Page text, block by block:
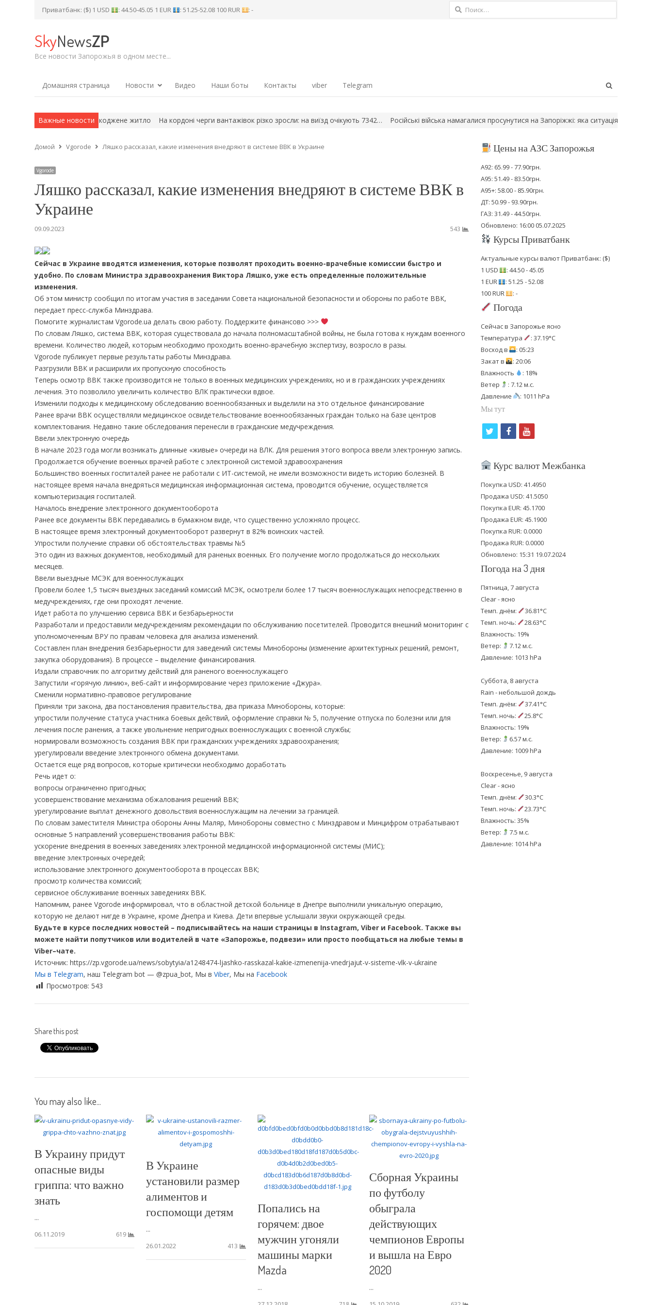
Приватбанк: ($) 1 USD : 44.50-45.05 1 EUR : 51.25-52.08 100 RUR : - Найти:
SkyNewsZP
Все новости Запорожья в одном месте...
Домашняя страница Новости Видео Наши боты Контакты viber Telegram
Важные новости
за пошкоджене житло На кордоні черги вантажівок різко зросли: на виїзд очікують 7342… Російські війська намагалися просунутися на Запоріжжі: яка ситуація на фронті
Домой Vgorode Ляшко рассказал, какие изменения внедряют в системе ВВК в Украине
Vgorode
Ляшко рассказал, какие изменения внедряют в системе ВВК в
Украине
09.09.2023 543
Сейчас в Украине вводятся изменения, которые позволят проходить военно-врачебные комиссии быстро и
удобно. По словам Министра здравоохранения Виктора Ляшко, уже есть определенные положительные
изменения.
Об этом министр сообщил по итогам участия в заседании Совета национальной безопасности и обороны по работе ВВК,
передает пресс-служба Минздрава.
Помогите журналистам Vgorode.ua делать свою работу. Поддержите финансово >>>
По словам Ляшко, система ВВК, которая существовала до начала полномасштабной войны, не была готова к нуждам военного
времени. Количество людей, которым необходимо проходить военно-врачебную экспертизу, возросло в разы.
Vgorode публикует первые результаты работы Минздрава.
Разгрузили ВВК и расширили их пропускную способность
Теперь осмотр ВВК также производится не только в военных медицинских учреждениях, но и в гражданских учреждениях
лечения. Это позволило увеличить количество ВЛК практически вдвое.
Изменили подходы к медицинскому обследованию военнообязанных и выделили на это отдельное финансирование
Ранее врачи ВВК осуществляли медицинское освидетельствование военнообязанных граждан только на базе центров
комплектования. Недавно такие обследования перенесли в гражданские медучреждения.
Ввели электронную очередь
В начале 2023 года могли возникать длинные «живые» очереди на ВЛК. Для решения этого вопроса ввели электронную запись.
Продолжается обучение военных врачей работе с электронной системой здравоохранения
Большинство военных госпиталей ранее не работали с ИТ-системой, не имели возможности видеть историю болезней. В
настоящее время начала внедряться медицинская информационная система, проводится обучение, осуществляется
компьютеризация госпиталей.
Началось внедрение электронного документооборота
Ранее все документы ВВК передавались в бумажном виде, что существенно усложняло процесс.
В настоящее время электронный документооборот развернут в 82% воинских частей.
Упростили получение справки об обстоятельствах травмы №5
Это один из важных документов, необходимый для раненых военных. Его получение могло продолжаться до нескольких
месяцев.
Ввели выездные МСЭК для военнослужащих
Провели более 1,5 тысяч выездных заседаний комиссий МСЭК, осмотрели более 17 тысяч военнослужащих непосредственно в
медучреждениях, где они проходят лечение.
Идет работа по улучшению сервиса ВВК и безбарьерности
Разработали и предоставили медучреждениям рекомендации по обслуживанию посетителей. Проводится внешний мониторинг с
уполномоченным ВРУ по правам человека для анализа изменений.
Составлен план внедрения безбарьерности для заведений системы Минобороны (изменение архитектурных решений, ремонт,
закупка оборудования). В процессе – выделение финансирования.
Издали справочник по алгоритму действий для раненого военнослужащего
Запустили «горячую линию», веб-сайт и информирование через приложение «Джура».
Сменили нормативно-правовое регулирование
Приняли три закона, два постановления правительства, два приказа Минобороны, которые:
упростили получение статуса участника боевых действий, оформление справки № 5, получение отпуска по болезни или для
лечения после ранения, а также увольнение непригодных военнослужащих с военной службы;
нормировали возможность создания ВВК при гражданских учреждениях здравоохранения;
урегулировали введение электронного обмена документами.
Остается еще ряд вопросов, которые критически необходимо доработать
Речь идет о:
вопросы ограниченно пригодных;
усовершенствование механизма обжалования решений ВВК;
урегулирование выплат денежного довольствия военнослужащим на лечении за границей.
По словам заместителя Министра обороны Анны Маляр, Минобороны совместно с Минздравом и Минцифром отрабатывают
основные 5 направлений усовершенствования работы ВВК:
ускорение внедрения в военных заведениях электронной медицинской информационной системы (МИС);
введение электронных очередей;
использование электронного документооборота в процессах ВВК;
просмотр количества комиссий;
сервисное обслуживание военных заведениях ВВК.
Напомним, ранее Vgorode информировал, что в областной детской больнице в Днепре выполнили уникальную операцию,
которую не делают нигде в Украине, кроме Днепра и Киева. Дети впервые услышали звуки окружающей среды.
Будьте в курсе последних новостей – подписывайтесь на наши страницы в Instagram, Viber и Facebook. Также вы
можете найти попутчиков или водителей в чате «Запорожье, подвези» или просто пообщаться на любые темы в
Viber–чате.
Источник: https://zp.vgorode.ua/news/sobytyia/a1248474-ljashko-rasskazal-kakie-izmenenija-vnedrjajut-v-sisteme-vlk-v-ukraine
Мы в Telegram, наш Telegram bot — @zpua_bot, Мы в Viber, Мы на Facebook
Просмотров: 543
Share this post
You may also like...
В Украину придут
опасные виды
гриппа: что важно
знать
...
06.11.2019
619
В Украине
установили размер
алиментов и
госпомощи детям
...
26.01.2022
413
Попались на
горячем: двое
мужчин угоняли
машины марки
Mazda
...
Сборная Украины
по футболу
обыграла
действующих
чемпионов Европы
и вышла на Евро
2020
...
Цены на АЗС Запорожья
А92: 65.99 - 77.90грн.
А95: 51.49 - 83.50грн.
А95+: 58.00 - 85.90грн.
ДТ: 50.99 - 93.90грн.
ГАЗ: 31.49 - 44.50грн.
Обновлено: 16:00 05.07.2025
Курсы Приватбанк
Актуальные курсы валют Приватбанк: ($)
1 USD
: 44.50 - 45.05
1 EUR
: 51.25 - 52.08
100 RUR
: -
Погода
Сейчас в Запорожье ясно
Температура
: 37.19°C
Восход в
: 05:23
Закат в
: 20:06
Влажность
: 18%
Ветер
: 7.12 м.с.
Давление
: 1011 hPa
Мы тут
i
t
e
r
f
c
b
o
o
k
y
u
u
b
e
Курс валют Межбанка
Покупка USD: 41.4950
Продажа USD: 41.5050
Покупка EUR: 45.1700
Продажа EUR: 45.1900
Покупка RUR: 0.0000
Продажа RUR: 0.0000
Обновлено: 15:31 19.07.2024
Погода на 3 дня
Пятница, 7 августа
Clear - ясно
Темп. днём:
36.81°C
Темп. ночь:
28.63°C
Влажность: 19%
Ветер:
7.12 м.с.
Давление: 1013 hPa
Суббота, 8 августа
Rain - небольшой дождь
Темп. днём:
37.41°C
Темп. ночь:
25.8°C
Влажность: 19%
Ветер:
6.57 м.с.
Давление: 1009 hPa
Воскресенье, 9 августа
Clear - ясно
Темп. днём:
30.3°C
Темп. ночь:
23.73°C
Влажность: 35%
Ветер:
7.5 м.с.
Давление: 1014 hPa